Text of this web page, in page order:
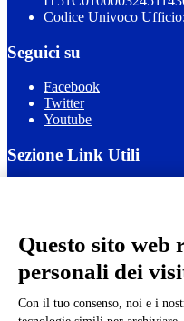
Codice Univoco
Seguici su
Facebook
Twitter
Youtube
Sezione Link Utili
Ufficio Relazioni con il
Dichiarazione di
Obiettivi di accessibilità
Gestione consensi
Questo sito web
personali dei
Con il tuo consenso, noi e i